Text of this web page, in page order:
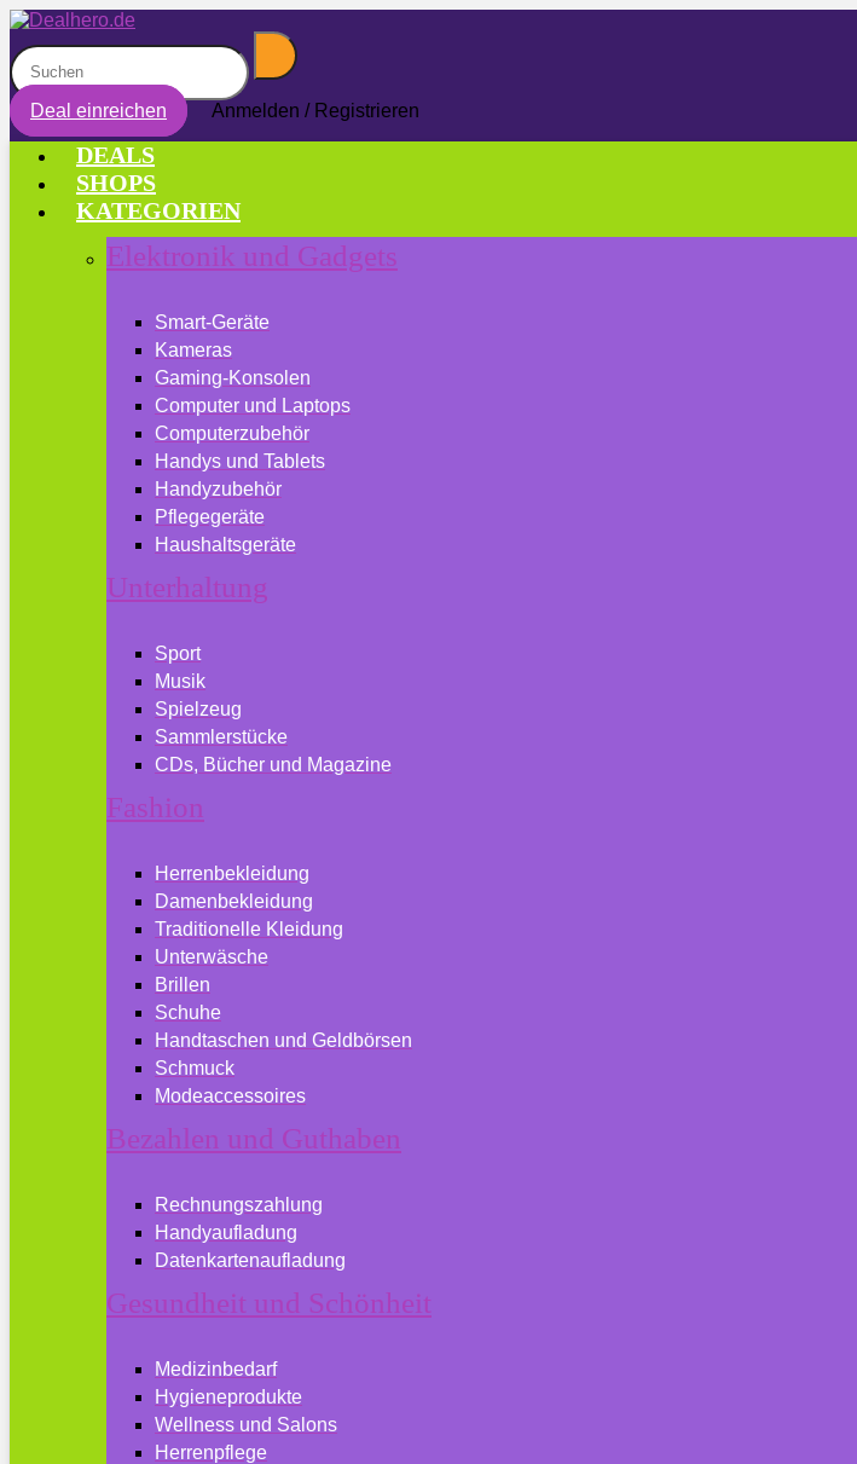
Deal einreichen Anmelden / Registrieren
DEALS
SHOPS
KATEGORIEN
Elektronik und Gadgets
Smart-Geräte
Kameras
Gaming-Konsolen
Computer und Laptops
Computerzubehör
Handys und Tablets
Handyzubehör
Pflegegeräte
Haushaltsgeräte
Unterhaltung
Sport
Musik
Spielzeug
Sammlerstücke
CDs, Bücher und Magazine
Fashion
Herrenbekleidung
Damenbekleidung
Traditionelle Kleidung
Unterwäsche
Brillen
Schuhe
Handtaschen und Geldbörsen
Schmuck
Modeaccessoires
Bezahlen und Guthaben
Rechnungszahlung
Handyaufladung
Datenkartenaufladung
Gesundheit und Schönheit
Medizinbedarf
Hygieneprodukte
Wellness und Salons
Herrenpflege